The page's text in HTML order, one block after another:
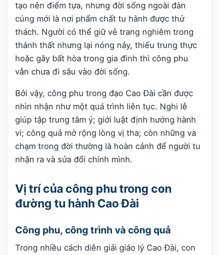
tạo nên điểm tựa, nhưng đời sống ngoài đàn
cúng mới là nơi phẩm chất tu hành được thử
thách. Người có thể giữ vẻ trang nghiêm trong
thánh thất nhưng lại nóng nảy, thiếu trung thực
hoặc gây bất hòa trong gia đình thì công phu
vẫn chưa đi sâu vào đời sống.
Bởi vậy, công phu trong đạo Cao Đài cần được
nhìn nhận như một quá trình liên tục. Nghi lễ
giúp tập trung tâm ý; giới luật định hướng hành
vi; công quả mở rộng lòng vị tha; còn những va
chạm trong đời thường là hoàn cảnh để người tu
nhận ra và sửa đổi chính mình.
Vị trí của công phu trong con
đường tu hành Cao Đài
Công phu, công trình và công quả
Trong nhiều cách diễn giải giáo lý Cao Đài, con